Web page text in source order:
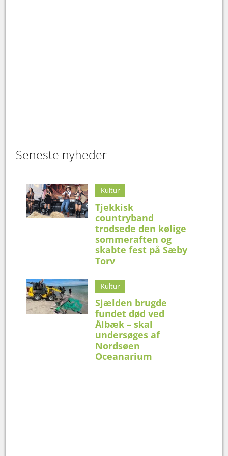
Seneste nyheder
Kultur
Tjekkisk
countryband
trodsede den kølige
sommeraften og
skabte fest på Sæby
Torv
Kultur
Sjælden brugde
fundet død ved
Ålbæk – skal
undersøges af
Nordsøen
Oceanarium